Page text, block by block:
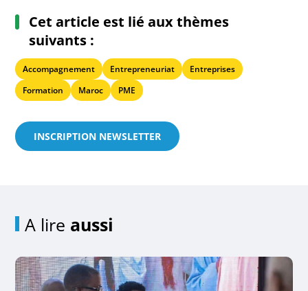
Cet article est lié aux thèmes
suivants :
Accompagnement Entrepreneuriat
Entreprises
Formation
Maroc PME
INSCRIPTION NEWSLETTER
A lire aussi